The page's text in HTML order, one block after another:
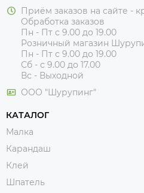
Приём заказов на сайте -
Обработка заказов
Пн - Пт с 9.00 до 19.00
Розничный магазин
Пн - Пт с 9.00 до 19.00
Сб - с 9.00 до 17.00
Вс - Выходной
ООО "Шурупинг"
КАТАЛОГ
Малка
Карандаш
Клей
Шпатель